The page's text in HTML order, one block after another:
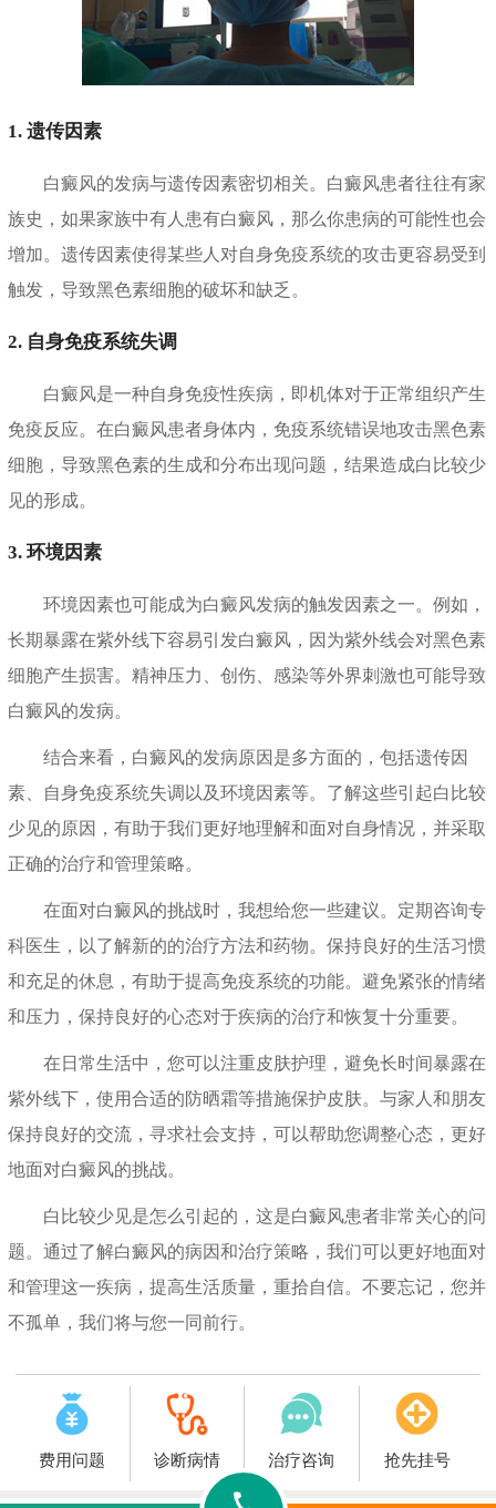
1. 遗传因素
白癜风的发病与遗传因素密切相关。白癜风患者往往有家
族史，如果家族中有人患有白癜风，那么你患病的可能性也会
增加。遗传因素使得某些人对自身免疫系统的攻击更容易受到
触发，导致黑色素细胞的破坏和缺乏。
2. 自身免疫系统失调
白癜风是一种自身免疫性疾病，即机体对于正常组织产生
免疫反应。在白癜风患者身体内，免疫系统错误地攻击黑色素
细胞，导致黑色素的生成和分布出现问题，结果造成白比较少
见的形成。
3. 环境因素
环境因素也可能成为白癜风发病的触发因素之一。例如，
长期暴露在紫外线下容易引发白癜风，因为紫外线会对黑色素
细胞产生损害。精神压力、创伤、感染等外界刺激也可能导致
白癜风的发病。
结合来看，白癜风的发病原因是多方面的，包括遗传因
素、自身免疫系统失调以及环境因素等。了解这些引起白比较
少见的原因，有助于我们更好地理解和面对自身情况，并采取
正确的治疗和管理策略。
在面对白癜风的挑战时，我想给您一些建议。定期咨询专
科医生，以了解新的的治疗方法和药物。保持良好的生活习惯
和充足的休息，有助于提高免疫系统的功能。避免紧张的情绪
和压力，保持良好的心态对于疾病的治疗和恢复十分重要。
在日常生活中，您可以注重皮肤护理，避免长时间暴露在
紫外线下，使用合适的防晒霜等措施保护皮肤。与家人和朋友
保持良好的交流，寻求社会支持，可以帮助您调整心态，更好
地面对白癜风的挑战。
白比较少见是怎么引起的，这是白癜风患者非常关心的问
题。通过了解白癜风的病因和治疗策略，我们可以更好地面对
和管理这一疾病，提高生活质量，重拾自信。不要忘记，您并
不孤单，我们将与您一同前行。
费用问题 诊断病情 治疗咨询 抢先挂号